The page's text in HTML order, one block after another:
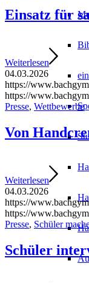
Einsatz für
Weiterlesen
04.03.2026
https://
https://
Presse, Wettbewerbe
Von
Weiterlesen
04.03.2026
https://
https://
Presse, Schüler
Schüler